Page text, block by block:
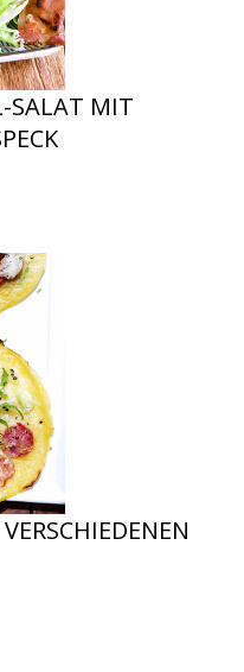
SALAT MIT